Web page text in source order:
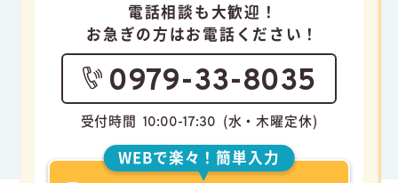
電話相談も大歓迎！
お急ぎの方はお電話ください！
0979-33-8035
受付時間 10:00-17:30 (水・木曜定休)
WEBで楽々！簡単入力